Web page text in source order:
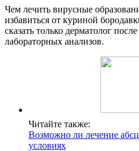
Чем лечить вирусные
избавиться от куриной
сказать только дерматолог
лабораторных анализов.
Читайте также:
Возможно ли лечение
условиях